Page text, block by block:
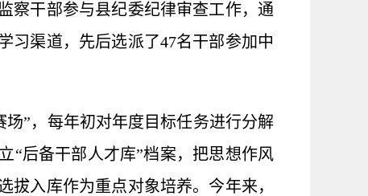
察干部参与县纪委纪律审查工作，通
习渠道，先后选派了47名干部参加中
”，每年初对年度目标任务进行分解
“后备干部人才库”档案，把思想作风
入库作为重点对象培养。今年来，